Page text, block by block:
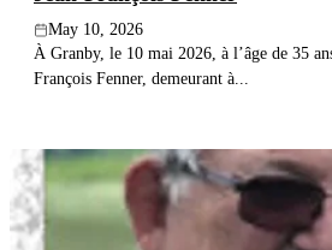
May 10, 2026
À Granby, le 10 mai 2026, à l’âge de 35
François Fenner, demeurant à...